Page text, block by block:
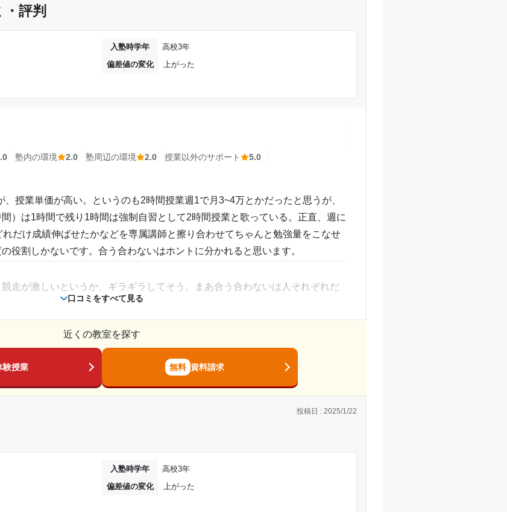
30,001円〜40,000円
かし、自習室もあるし高いと思ったことは1度もないし値段以上の事を教えて
後は綺麗にする習慣が塾生の中で育まれているので、快適に勉強ができてい
して勉強に取り組むことが出来る。また、温度も完璧である。
家庭学習のサポート、授業以外のコミュニケーション等)
い。悩みを親身になって聞いてくれるのでとても助かっている
2023年6月〜通塾中 (投稿日時点)
高校3年
週1日
英語の読み書きが苦手だったが、いまでは、文法を理解してしっかりと
読み解く力をつけることが出来た。
口コミをすべて見る
評判
入塾時学年
高校3年
偏差値の変化
上がった
塾内の環境 2.0 塾周辺の環境 2.0 授業以外のサポート
5.0
授業単価が高い。というのも2時間授業週1で月3~4万とかだったと思うが、
）は1時間で残り1時間は強制自習として2時間授業と歌っている。正直、週に
だけ成績伸ばせたかなどを専属講師と擦り合わせてちゃんと勉強量をこなせ
役割しかないです。合う合わないはホントに分かれると思います。
走が激しいというか、ギラギラしてそう。まあ合う合わないは人それぞれだ
ると生徒側の負担が2万くらい増える、にも関わらず講師の時給は100円程度
通ですが、セレクト、プロ、とランクが上がるに連れて並の家庭では到底払
10万とか。
、アタリというやつ。私が恵まれていただけで大体の大学生講師のレベルは
近くの教室を探す
験授業 無料 資料請求
投稿日 : 2025/1/22
入塾時学年
高校3年
偏差値の変化
上がった